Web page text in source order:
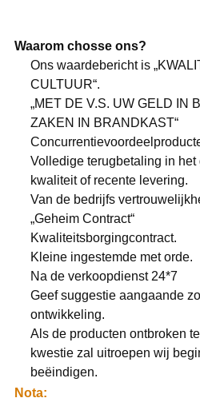
Waarom chosse ons?
Ons waardebericht is
CULTUUR“.
„MET DE V.S. UW GELD IN
ZAKEN IN BRANDKAST“
Volledige terugbetaling in
kwaliteit of recente levering.
Van de bedrijfs
„Geheim Contract“
Kwaliteitsborgingcontract.
Kleine ingestemde met orde.
Na de verkoopdienst 24*7
Geef suggestie aangaande
ontwikkeling.
Als de producten ontbroken
kwestie zal uitroepen wij
beëindigen.
Nota: